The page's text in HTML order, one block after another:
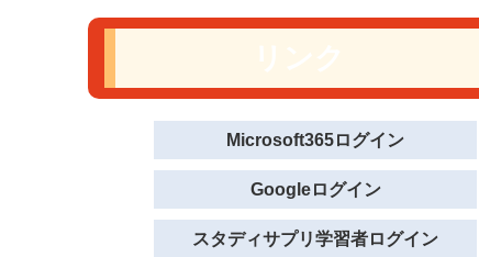
Microsoft365ログイン
Googleログイン
スタディサプリ学習者ログイン